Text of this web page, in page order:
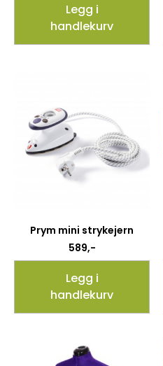
Legg i
handlekurv
Prym mini strykejern
589,-
Legg i
handlekurv